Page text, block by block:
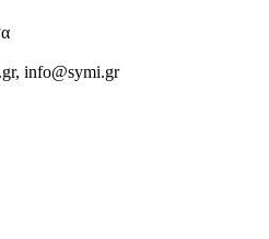
info@symi.gr